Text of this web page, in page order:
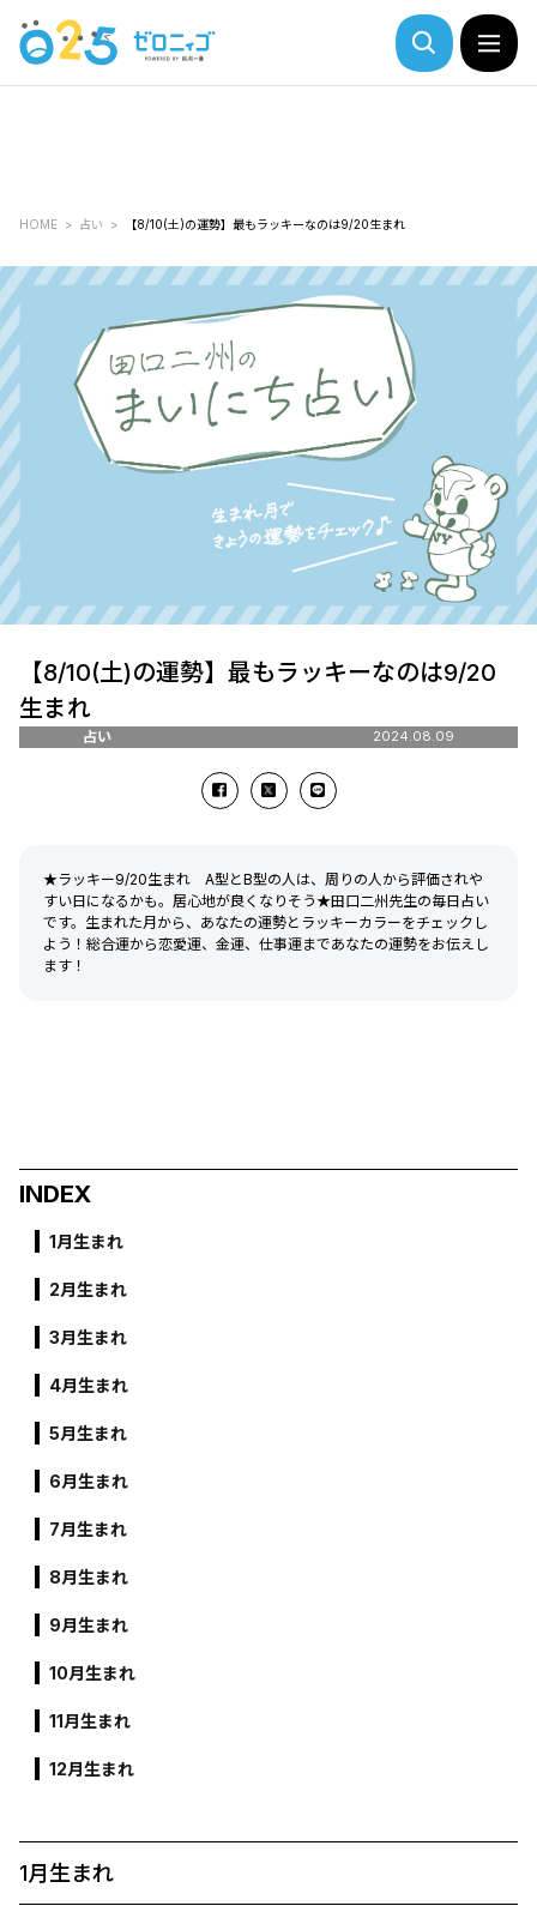
HOME 占い 【8/10(土)の運勢】最もラッキーなのは9/20生まれ
【8/10(土)の運勢】最もラッキーなのは9/20
生まれ
占い 2024.08.09
★ラッキー9/20生まれ A型とB型の人は、周りの人から評価されや
すい日になるかも。居心地が良くなりそう★田口二州先生の毎日占い
です。生まれた月から、あなたの運勢とラッキーカラーをチェックし
よう！総合運から恋愛運、金運、仕事運まであなたの運勢をお伝えし
ます！
INDEX
1月生まれ
2月生まれ
3月生まれ
4月生まれ
5月生まれ
6月生まれ
7月生まれ
8月生まれ
9月生まれ
10月生まれ
11月生まれ
12月生まれ
1月生まれ